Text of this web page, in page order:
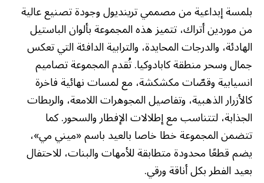
بلمسة إبداعية من مصممي ترينديول وجودة تصنيع عالية
من موردين أتراك، تتميز هذه المجموعة بألوان الباستيل
الهادئة، والدرجات المحايدة، والترابية الدافئة التي تعكس
جمال وسحر منطقة كابادوكيا. تُقدم المجموعة تصاميم
انسيابية وقصّات مكشكشة، مع لمسات نهائية فاخرة
كالأزرار الذهبية، وتفاصيل المجوهرات اللامعة، والربطات
الجذابة، لتتناسب مع إطلالات الإفطار والسحور. كما
تتضمن المجموعة خطا خاصا بالعيد باسم «ميني مي»،
يضم قطعًا محدودة متطابقة للأمهات والبنات، للاحتفال
بعيد الفطر بكل أناقة ورقي.